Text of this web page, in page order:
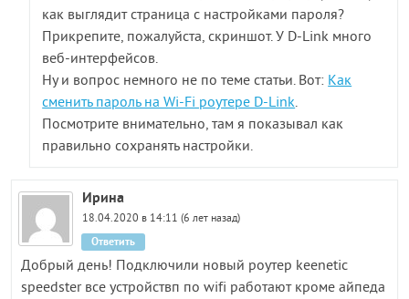
как выглядит страница с настройками пароля?
Прикрепите, пожалуйста, скриншот. У D-Link много
веб-интерфейсов.
Ну и вопрос немного не по теме статьи. Вот: Как
сменить пароль на Wi-Fi роутере D-Link.
Посмотрите внимательно, там я показывал как
правильно сохранять настройки.
Ирина
18.04.2020 в 14:11 (6 лет назад)
Добрый день! Подключили новый роутер keenetic
speedster все устройствп по wifi работают кроме айпеда
Ответить